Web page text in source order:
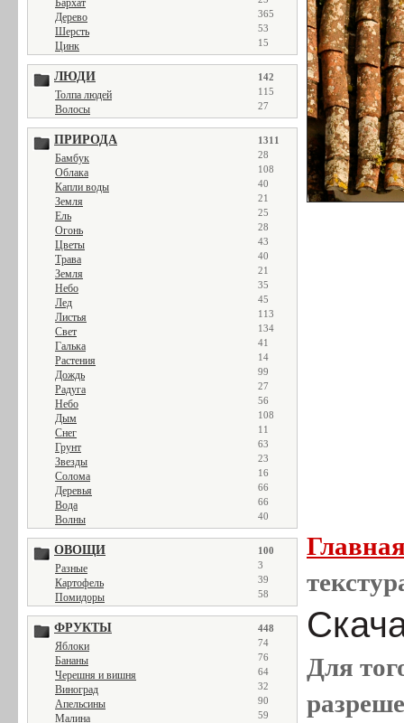
Бархат
Дерево 365
Шерсть 53
Цинк 15
ЛЮДИ 142
Толпа людей 115
Волосы 27
ПРИРОДА 1311
Бамбук 28
Облака 108
Капли воды 40
Земля 21
Ель 25
Огонь 28
Цветы 43
Трава 40
Земля 21
Небо 35
Лед 45
Листья 113
Свет 134
Галька 41
Растения 14
Дождь 99
Радуга 27
Небо 56
Дым 108
Снег 11
Грунт 63
Звезды 23
Солома 16
Деревья 66
Вода 66
Волны 40
ОВОЩИ 100
Разные 3
Картофель 39
Помидоры 58
ФРУКТЫ 448
Яблоки 74
Бананы 76
Черешня и вишня 64
Виноград 32
Апельсины 90
Малина 59
Для